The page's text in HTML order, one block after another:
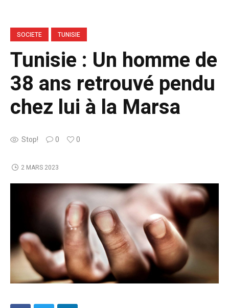
SOCIETE TUNISIE
Tunisie : Un homme de
38 ans retrouvé pendu
chez lui à la Marsa
Stop! 0 0
2 MARS 2023